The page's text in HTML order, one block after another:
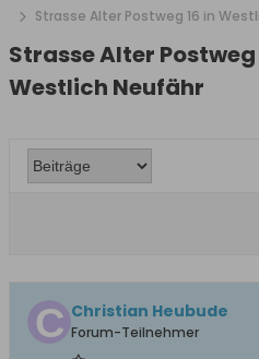
Strasse Alter Postweg 16 in
Strasse Alter Postweg
Westlich Neufähr
Christian Heubude
Forum-Teilnehmer